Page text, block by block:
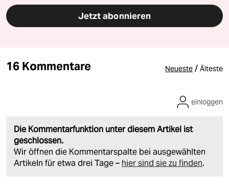
Jetzt abonnieren
16 Kommentare Neueste / Älteste
Die Kommentarfunktion unter diesem Artikel ist
geschlossen.
Wir öffnen die Kommentarspalte bei ausgewählten
Artikeln für etwa drei Tage – hier sind sie zu finden.
einloggen